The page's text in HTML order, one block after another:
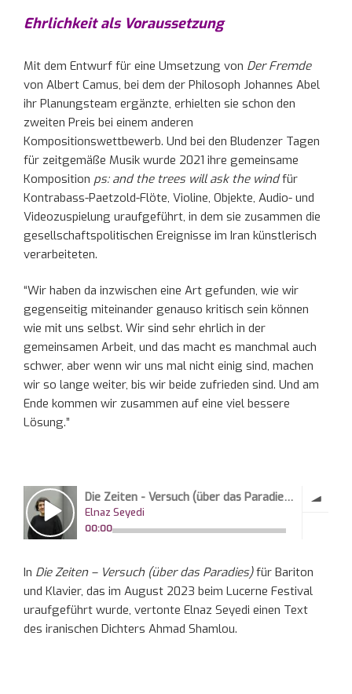
Ehrlichkeit als Voraussetzung
Mit dem Entwurf für eine Umsetzung von Der Fremde
von Albert Camus, bei dem der Philosoph Johannes Abel
ihr Planungsteam ergänzte, erhielten sie schon den
zweiten Preis bei einem anderen
Kompositionswettbewerb. Und bei den Bludenzer Tagen
für zeitgemäße Musik wurde 2021 ihre gemeinsame
Komposition ps: and the trees will ask the windfür
Kontrabass-Paetzold-Flöte, Violine, Objekte, Audio- und
Videozuspielung uraufgeführt, in dem sie zusammen die
gesellschaftspolitischen Ereignisse im Iran künstlerisch
verarbeiteten.
“Wir haben da inzwischen eine Art gefunden, wie wir
gegenseitig miteinander genauso kritisch sein können
wie mit uns selbst. Wir sind sehr ehrlich in der
gemeinsamen Arbeit, und das macht es manchmal auch
schwer, aber wenn wir uns mal nicht einig sind, machen
wir so lange weiter, bis wir beide zufrieden sind. Und am
Ende kommen wir zusammen auf eine viel bessere
Lösung.”
In Die Zeiten – Versuch (über das Paradies)für Bariton
und Klavier, das im August 2023 beim Lucerne Festival
uraufgeführt wurde, vertonte Elnaz Seyedi einen Text
des iranischen Dichters Ahmad Shamlou.